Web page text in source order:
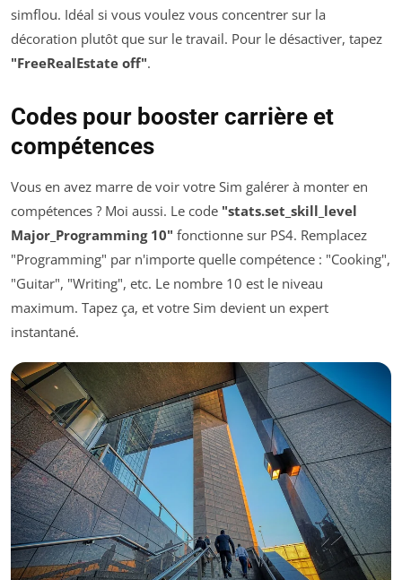
simflou. Idéal si vous voulez vous concentrer sur la
décoration plutôt que sur le travail. Pour le désactiver, tapez
"FreeRealEstate off".
Codes pour booster carrière et
compétences
Vous en avez marre de voir votre Sim galérer à monter en
compétences ? Moi aussi. Le code "stats.set_skill_level
Major_Programming 10" fonctionne sur PS4. Remplacez
"Programming" par n'importe quelle compétence : "Cooking",
"Guitar", "Writing", etc. Le nombre 10 est le niveau
maximum. Tapez ça, et votre Sim devient un expert
instantané.